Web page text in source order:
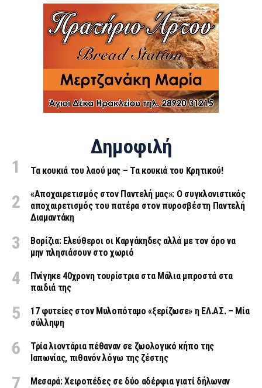
Δημοφιλή
Τα κουκιά του λαού μας – Τα κουκιά του Κρητικού!
«Aποχαιρετισμός στον Παντελή μας»: Ο συγκλονιστικός
αποχαιρετισμός του πατέρα στον πυροσβέστη Παντελή
Διαμαντάκη
Βορίζια: Ελεύθεροι οι Καργάκηδες αλλά με τον όρο να
μην πλησιάσουν στο χωριό
Πνίγηκε 40χρονη τουρίστρια στα Μάλια μπροστά στα
παιδιά της
17 φυτείες στον Μυλοπόταμο «ξερίζωσε» η ΕΛ.ΑΣ. – Μία
σύλληψη
Τρία λιοντάρια πέθαναν σε ζωολογικό κήπο της
Ιαπωνίας, πιθανόν λόγω της ζέστης
Μεσαρά: Χειροπέδες σε δύο αδέρφια γιατί δήλωναν